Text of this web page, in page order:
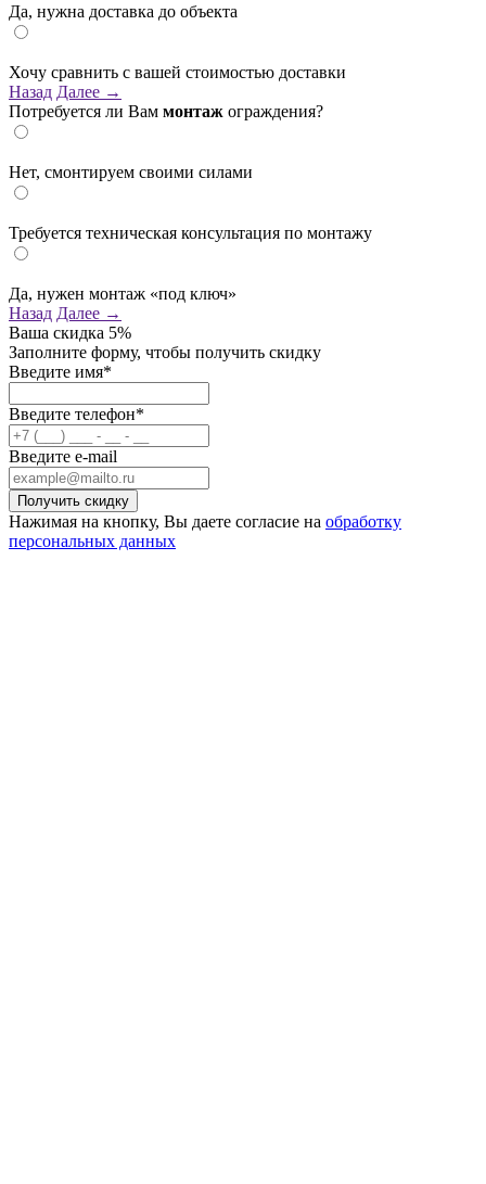
Да, нужна доставка до объекта
Хочу сравнить с вашей стоимостью доставки
Назад Далее →
Потребуется ли Вам монтаж ограждения?
Нет, смонтируем своими силами
Требуется техническая консультация по монтажу
Да, нужен монтаж «под ключ»
Назад Далее →
Ваша скидка 5%
Заполните форму, чтобы получить скидку
Введите имя*
Введите телефон*
Введите e-mail
Нажимая на кнопку, Вы даете согласие на обработку
персональных данных